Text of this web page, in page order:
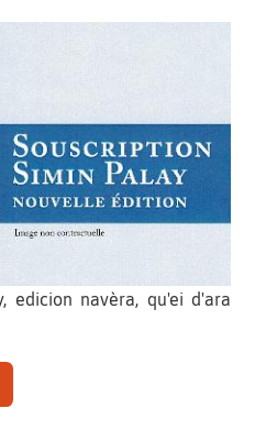
edicion navèra, qu'ei d'ara